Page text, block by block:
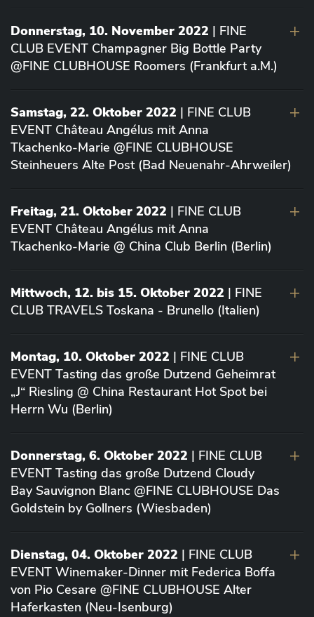
Donnerstag, 10. November 2022 | FINE
CLUB EVENT Champagner Big Bottle Party
@FINE CLUBHOUSE Roomers (Frankfurt a.M.)
Samstag, 22. Oktober 2022 | FINE CLUB
EVENT Château Angélus mit Anna
Tkachenko-Marie @FINE CLUBHOUSE
Steinheuers Alte Post (Bad Neuenahr-Ahrweiler)
Freitag, 21. Oktober 2022 | FINE CLUB
EVENT Château Angélus mit Anna
Tkachenko-Marie @ China Club Berlin (Berlin)
Mittwoch, 12. bis 15. Oktober 2022 | FINE
CLUB TRAVELS Toskana - Brunello (Italien)
Montag, 10. Oktober 2022 | FINE CLUB
EVENT Tasting das große Dutzend Geheimrat
„J“ Riesling @ China Restaurant Hot Spot bei
Herrn Wu (Berlin)
Donnerstag, 6. Oktober 2022 | FINE CLUB
EVENT Tasting das große Dutzend Cloudy
Bay Sauvignon Blanc @FINE CLUBHOUSE Das
Goldstein by Gollners (Wiesbaden)
Dienstag, 04. Oktober 2022 | FINE CLUB
EVENT Winemaker-Dinner mit Federica Boffa
von Pio Cesare @FINE CLUBHOUSE Alter
Haferkasten (Neu-Isenburg)